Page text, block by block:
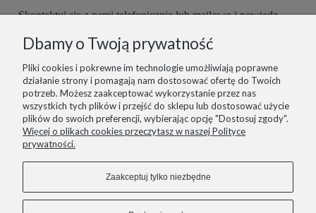
Skontaktuj się z nami telefonicznie lub mailowo i powiedz,
możliwość dopasować je do Ciebie idealnie. Postaramy się
spełnić wszelkie potrzeby z największą starannością.
informacje
pomoc
zakupy
Dbamy o Twoją prywatność
Pliki cookies i pokrewne im technologie umożliwiają poprawne
działanie strony i pomagają nam dostosować ofertę do Twoich
potrzeb. Możesz zaakceptować wykorzystanie przez nas
wszystkich tych plików i przejść do sklepu lub dostosować użycie
plików do swoich preferencji, wybierając opcję "Dostosuj zgody".
Więcej o plikach cookies przeczytasz w naszej Polityce
prywatności.
Zaakceptuj tylko niezbędne